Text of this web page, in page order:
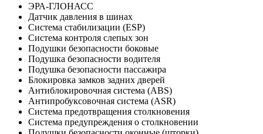
ЭРА-ГЛОНАСС
Датчик давления в шинах
Система стабилизации (ESP)
Система контроля слепых зон
Подушки безопасности боковые
Подушка безопасности водителя
Подушка безопасности пассажира
Блокировка замков задних дверей
Антиблокировочная система (ABS)
Антипробуксовочная система (ASR)
Система предотвращения столкновения
Система предупреждения о столкновении